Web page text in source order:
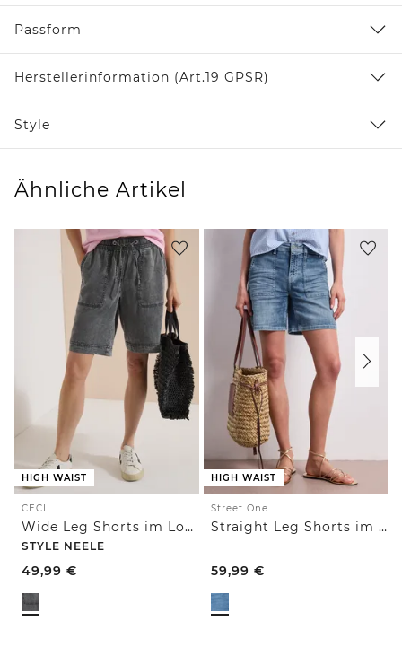
Passform
Herstellerinformation (Art.19 GPSR)
Style
Ähnliche Artikel
HIGH WAIST
CECIL
Wide Leg Shorts im Loose Fit
STYLE NEELE
49,99 €
HIGH WAIST
Street One
Straight Leg Shorts im Casual Fit
59,99 €